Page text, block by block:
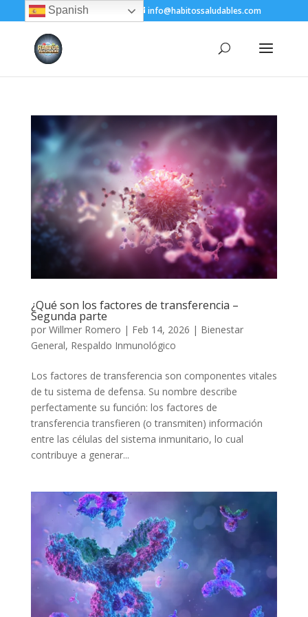
+(505) 8200-1450 info@habitossaludables.com
¿Qué son los factores de transferencia –
Segunda parte
por Willmer Romero | Feb 14, 2026 | Bienestar
General, Respaldo Inmunológico
Los factores de transferencia son componentes vitales
de tu sistema de defensa. Su nombre describe
perfectamente su función: los factores de
transferencia transfieren (o transmiten) información
entre las células del sistema inmunitario, lo cual
contribuye a generar...
Spanish